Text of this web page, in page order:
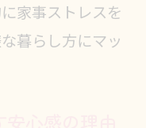
家事ストレスを
暮らし方にマッ